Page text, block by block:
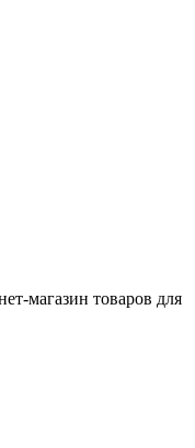
магазин товаров для